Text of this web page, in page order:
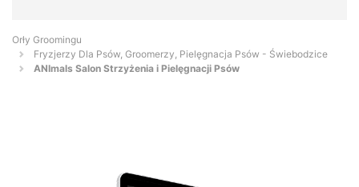
Orły Groomingu
Fryzjerzy Dla Psów, Groomerzy, Pielęgnacja Psów - Świebodzice
ANImals Salon Strzyżenia i Pielęgnacji Psów